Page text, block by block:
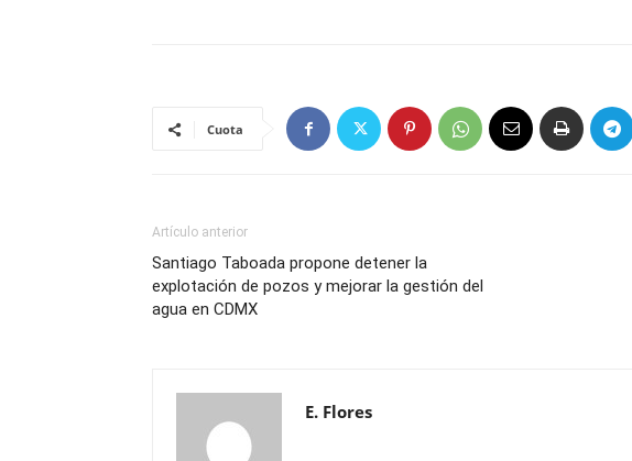
Cuota
Artículo anterior
Santiago Taboada propone detener la
explotación de pozos y mejorar la gestión del
agua en CDMX
E. Flores